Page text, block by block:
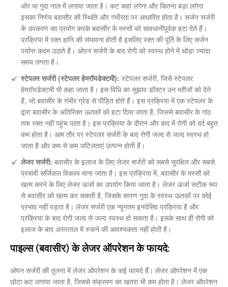
ओर या गुदा नाल में लगाया जाता है। कट कहां लगेगा और कितना बड़ा लगेगा
इसका निर्णय बवासीर की स्थिति और गंभीरता पर आधारित होता है। सर्जन सर्जरी
के उपकरण का प्रयोग करके बवासीर के मस्सों को सावधानीपूर्वक हटा देते हैं।
प्रक्रिया में रक्त हानि की संभावना होती है इसलिए रक्त की पूर्ति के लिए सर्जन
पर्याप्त कदम उठाते हैं। ओपन सर्जरी के बाद रोगी को स्वस्थ होने में थोड़ा ज्यादा
समय लगता है।
स्टेपलर सर्जरी (स्टेपलर हेमरॉयडेक्टमी): स्टेपलर सर्जरी, जिसे स्टेपलर
हेमरॉयडेक्टमी भी कहा जाता है। इस विधि का सुझाव डॉक्टर उन मरीजों को देते
हैं, जो बवासीर के गंभीर ग्रेड से पीड़ित होते हैं। इस प्रक्रिया में एक स्टेपलर के
द्वारा बवासीर के अतिरिक्त ऊतकों को हटा दिया जाता है, जिससे बवासीर के गांठ
तक रक्त नहीं पहुंच पाता है। इस प्रक्रिया के दौरान और बाद में रोगी को दर्द बहुत
कम होता है। आम तौर पर स्टेपलर सर्जरी के बाद रोगी जल्द से जल्द स्वस्थ हो
जाता है और कम से कम जटिलताएं उत्पन्न होती हैं।
लेजर सर्जरी: बवासीर के इलाज के लिए लेजर सर्जरी को सबसे सुरक्षित और सबसे
प्रभावी सर्जिकल विकल्प माना जाता है। इस प्रक्रिया में, बवासीर के मस्सों को
खत्म करने के लिए लेजर ऊर्जा का उपयोग किया जाता है। लेजर ऊर्जा सटीक रूप
से बवासीर को खत्म कर सकती है, जिसके कारण गुदा के स्वस्थ ऊतकों पर कोई
प्रभाव नहीं पड़ता है। लेजर सर्जरी एक न्यूनतम इनवेसिव प्रक्रिया है और
प्रक्रिया के बाद रोगी जल्द से जल्द स्वस्थ हो सकता है। इसके साथ ही रोगी को
इलाज के बाद अस्पताल में रुकने की आवश्यकता नहीं होती है।
पाइल्स (बवासीर) के लेजर ऑपरेशन के फायदे:
ओपन सर्जरी की तुलना में लेजर ऑपरेशन के कई फायदे हैं। लेजर ऑपरेशन में एक
छोटा कट लगाया जाता है, जिससे संक्रमण का खतरा भी कम होता है। लेजर ऑपरेशन